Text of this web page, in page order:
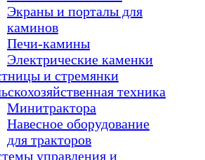
Экраны и порталы для
каминов
Печи-камины
Электрические каменки
и стремянки
техника
Минитрактора
Навесное оборудование
для тракторов
управления и